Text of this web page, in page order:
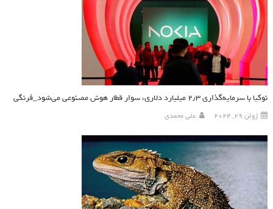
نوکیا با سرمایه‌گذاری ۲٫۳ میلیارد دلاری، سوار قطار هوش مصنوعی می‌شود_فرنگی
ژوئن 29, 2024 علی محمدی